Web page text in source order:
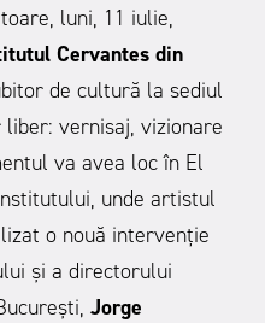
luni, 11 iulie,
Cervantes din
de cultură la sediul
vernisaj, vizionare
va avea loc în El
unde artistul
o nouă intervenție
și a directorului
Jorge